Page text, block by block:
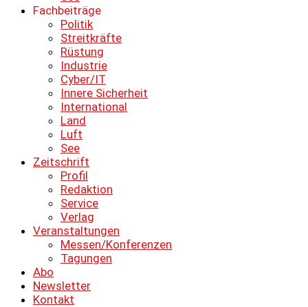
Fachbeiträge
Politik
Streitkräfte
Rüstung
Industrie
Cyber/IT
Innere Sicherheit
International
Land
Luft
See
Zeitschrift
Profil
Redaktion
Service
Verlag
Veranstaltungen
Messen/Konferenzen
Tagungen
Abo
Newsletter
Kontakt